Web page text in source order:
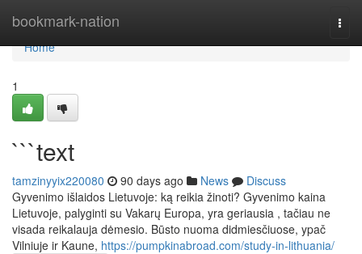
bookmark-nation
Home
Home
1
```text
tamzinyyix220080 90 days ago News
Discuss
Gyvenimo išlaidos Lietuvoje: ką reikia žinoti? Gyvenimo kaina
Lietuvoje, palyginti su Vakarų Europa, yra geriausia , tačiau ne
visada reikalauja dėmesio. Būsto nuoma didmiesčiuose, ypač
Vilniuje ir Kaune, https://pumpkinabroad.com/study-in-lithuania/